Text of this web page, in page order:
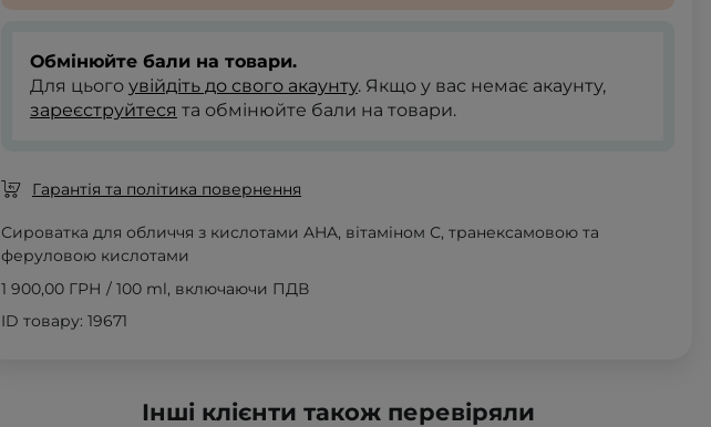
Обмінюйте бали на товари.
Для цього увійдіть до свого акаунту. Якщо у вас немає акаунту,
зареєструйтеся та обмінюйте бали на товари.
Гарантія та політика повернення
Сироватка для обличчя з кислотами AHA, вітаміном С, транексамовою та
феруловою кислотами
1 900,00 ГРН / 100 ml, включаючи ПДВ
ID товару: 19671
Інші клієнти також перевіряли